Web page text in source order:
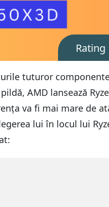
Rating
tuturor
AMD lansează
va fi mai mare de
lui în locul lui